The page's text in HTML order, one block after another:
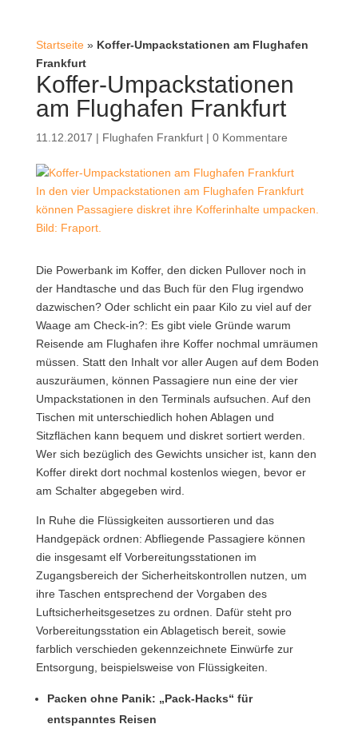
Startseite» Koffer-Umpackstationen am Flughafen
Frankfurt
Koffer-Umpackstationen
am Flughafen Frankfurt
11.12.2017 | Flughafen Frankfurt| 0 Kommentare
In den vier Umpackstationen am Flughafen Frankfurt
können Passagiere diskret ihre Kofferinhalte umpacken.
Bild: Fraport.
Die Powerbank im Koffer, den dicken Pullover noch in
der Handtasche und das Buch für den Flug irgendwo
dazwischen? Oder schlicht ein paar Kilo zu viel auf der
Waage am Check-in?: Es gibt viele Gründe warum
Reisende am Flughafen ihre Koffer nochmal umräumen
müssen.
Statt den Inhalt vor aller Augen auf dem Boden
auszuräumen, können Passagiere nun eine der vier
Umpackstationen in den Terminals aufsuchen. Auf den
Tischen mit unterschiedlich hohen Ablagen und
Sitzflächen kann bequem und diskret sortiert werden.
Wer sich bezüglich des Gewichts unsicher ist, kann den
Koffer direkt dort nochmal kostenlos wiegen, bevor er
am Schalter abgegeben wird.
In Ruhe die Flüssigkeiten aussortieren und das
Handgepäck ordnen: Abfliegende Passagiere können
die insgesamt elf Vorbereitungsstationen im
Zugangsbereich der Sicherheitskontrollen nutzen, um
ihre Taschen entsprechend der Vorgaben des
Luftsicherheitsgesetzes zu ordnen. Dafür steht pro
Vorbereitungsstation ein Ablagetisch bereit, sowie
farblich verschieden gekennzeichnete Einwürfe zur
Entsorgung, beispielsweise von Flüssigkeiten.
Packen ohne Panik: „Pack-Hacks“ für
entspanntes Reisen